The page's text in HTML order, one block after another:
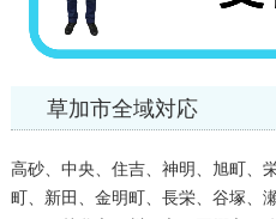
草加市全域対応
高砂、中央、住吉、神明、旭町、
町、新田、金明町、長栄、谷塚、